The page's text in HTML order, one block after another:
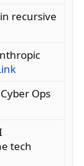
recursive
Ops
tech